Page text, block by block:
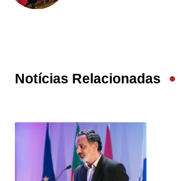
Notícias Relacionadas